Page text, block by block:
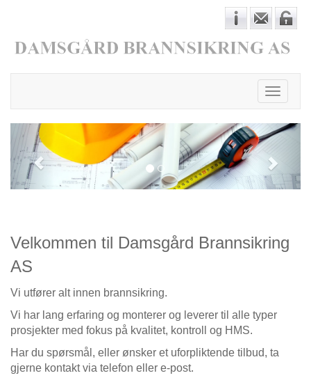
Toggle
Velkommen til Damsgård Brannsikring
AS
Vi utfører alt innen brannsikring.
Vi har lang erfaring og monterer og leverer til alle typer
prosjekter med fokus på kvalitet, kontroll og HMS.
Har du spørsmål, eller ønsker et uforpliktende tilbud, ta
gjerne kontakt via telefon eller e-post.